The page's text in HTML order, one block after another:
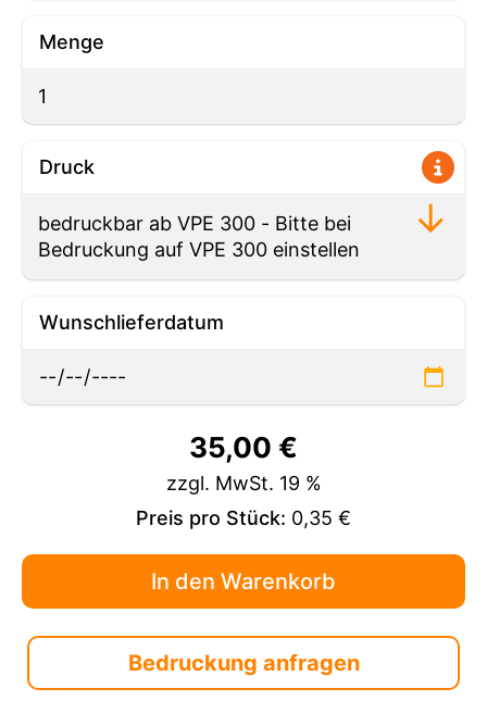
Menge
Druck
Wunschlieferdatum
35,00 €
zzgl. MwSt. 19 %
Preis pro Stück: 0,35 €
Bedruckung anfragen